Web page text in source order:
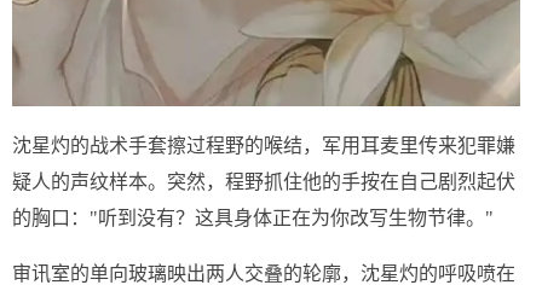
沈星灼的战术手套擦过程野的喉结，军用耳麦里传来犯罪嫌
疑人的声纹样本。突然，程野抓住他的手按在自己剧烈起伏
的胸口："听到没有？这具身体正在为你改写生物节律。"
审讯室的单向玻璃映出两人交叠的轮廓，沈星灼的呼吸喷在